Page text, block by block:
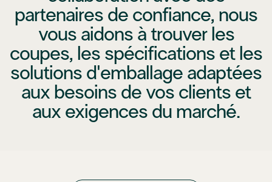
partenaires de confiance, nous
vous aidons à trouver les
coupes, les spécifications et les
solutions d'emballage adaptées
aux besoins de vos clients et
aux exigences du marché.